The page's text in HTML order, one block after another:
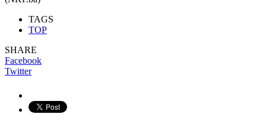
TAGS
TOP
SHARE
Facebook
Twitter